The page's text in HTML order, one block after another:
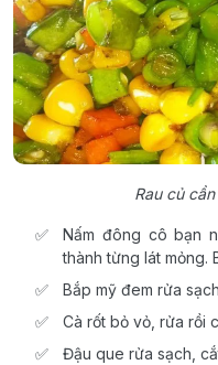
Rau củ
Nấm đông cô bạn
thành từng lát mỏng.
Bắp mỹ đem rửa
Cà rốt bỏ vỏ, rửa rồi
Đậu que rửa sạch,